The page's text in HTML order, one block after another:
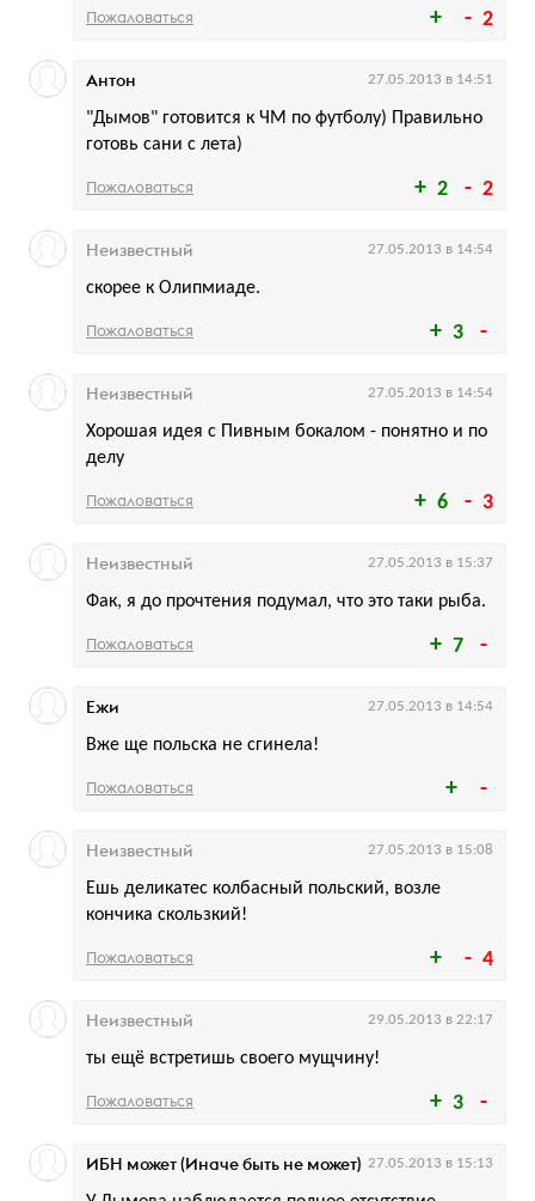
2
Пожаловаться
2 2
"Дымов" готовится к ЧМ по футболу) Правильно
готовь сани с лета)
Антон 27.05.2013 в 14:51
Пожаловаться
3
скорее к Олипмиаде.
Неизвестный 27.05.2013 в 14:54
Пожаловаться
6 3
Хорошая идея с Пивным бокалом - понятно и по
делу
Неизвестный 27.05.2013 в 14:54
Пожаловаться
7
Фак, я до прочтения подумал, что это таки рыба.
Неизвестный 27.05.2013 в 15:37
Пожаловаться
Вже ще польска не сгинела!
Ежи 27.05.2013 в 14:54
Пожаловаться
4
Ешь деликатес колбасный польский, возле
кончика скользкий!
Неизвестный 27.05.2013 в 15:08
Пожаловаться
3
ты ещё встретишь своего мущчину!
Неизвестный 29.05.2013 в 22:17
Пожаловаться
ИБН может (Иначе быть не может) 27.05.2013 в 15:13